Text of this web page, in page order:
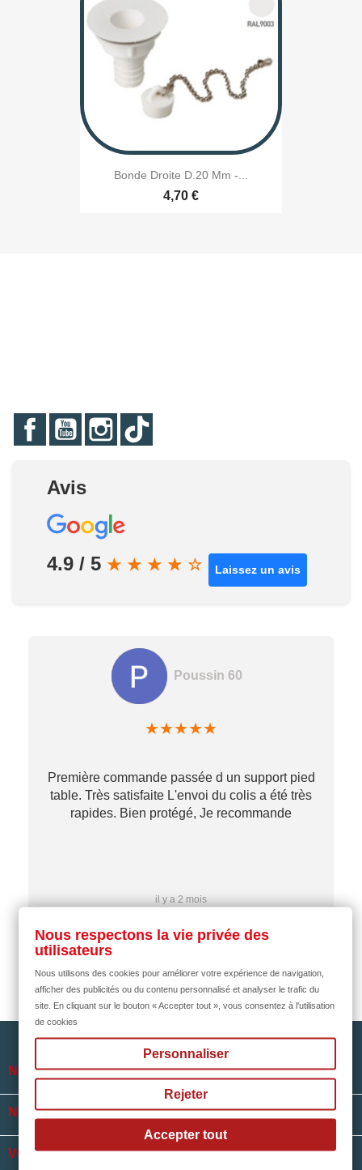
Bonde Droite D.20 Mm -...
4,70 €
FacebookYouTubeInstagram
Avis
4.9 / 5 ★ ★ ★ ★ ☆ Laissez un avis
Poussin 60
★★★★★
Première commande passée d un support pied
table. Très satisfaite L'envoi du colis a été très
rapides. Bien protégé, Je recommande
il y a 2 mois
NOTRE SOCIÉTÉ 
NOS HORAIRES 
VOTRE COMPTE 
Nous respectons la vie privée des
utilisateurs
Nous utilisons des cookies pour améliorer votre expérience de navigation,
afficher des publicités ou du contenu personnalisé et analyser le trafic du
site. En cliquant sur le bouton « Accepter tout », vous consentez à l'utilisation
de cookies
Personnaliser
Rejeter
Accepter tout